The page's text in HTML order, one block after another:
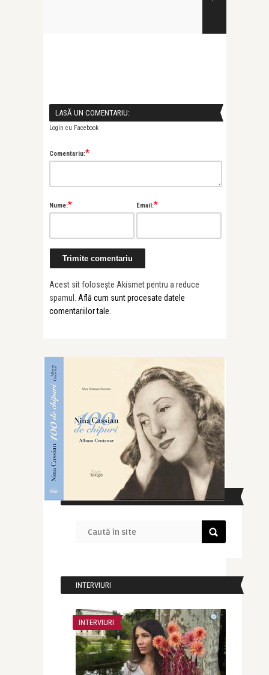
LASĂ UN COMENTARIU:
Login cu Facebook
Comentariu:*
Nume:* Email:*
Acest sit folosește Akismet pentru a reduce
spamul. Află cum sunt procesate datele
comentariilor tale
CAUTĂ ÎN SITE
INTERVIURI
INTERVIURI